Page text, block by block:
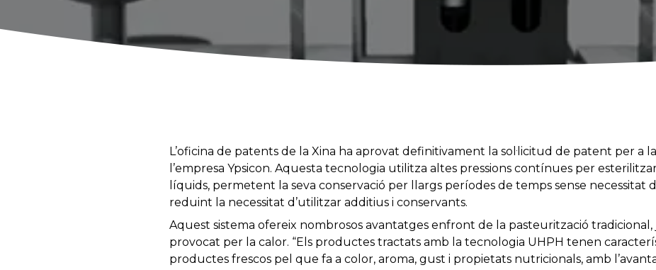
L’oficina de patents de la Xina ha aprovat definitivament la sol·licitud de patent per a
l’empresa Ypsicon. Aquesta tecnologia utilitza altes pressions contínues per
líquids, permetent la seva conservació per llargs períodes de temps sense necessitat
reduint la necessitat d’utilitzar additius i conservants.
Aquest sistema ofereix nombrosos avantatges enfront de la pasteurització
provocat per la calor. “Els productes tractats amb la tecnologia UHPH tenen
productes frescos pel que fa a color, aroma, gust i propietats nutricionals, amb